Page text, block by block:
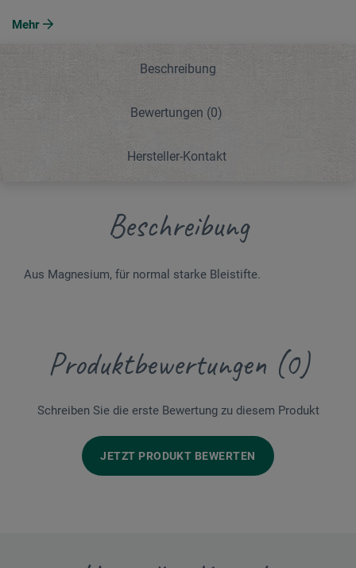
Mehr
Beschreibung
Bewertungen (0)
Hersteller-Kontakt
Beschreibung
Aus Magnesium, für normal starke Bleistifte.
Produktbewertungen (0)
Schreiben Sie die erste Bewertung zu diesem Produkt
JETZT PRODUKT BEWERTEN